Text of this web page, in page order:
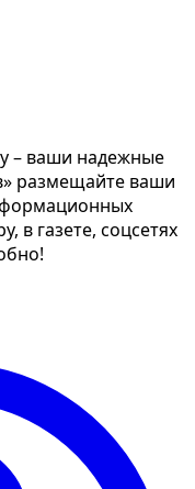
– ваши надежные
размещайте ваши
в газете, соцсетях